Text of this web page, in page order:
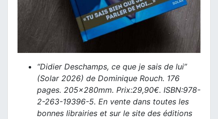
“Didier Deschamps, ce que je sais de lui”
(Solar 2026) de Dominique Rouch. 176
pages. 205x280mm. Prix:29,90€. ISBN:978-
2-263-19396-5. En vente dans toutes les
bonnes librairies et sur le site des éditions